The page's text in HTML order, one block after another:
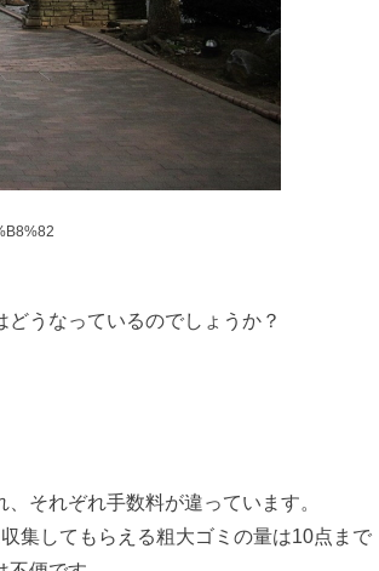
うなっているのでしょうか？
それぞれ手数料が違っています。
集してもらえる粗大ゴミの量は10点まで